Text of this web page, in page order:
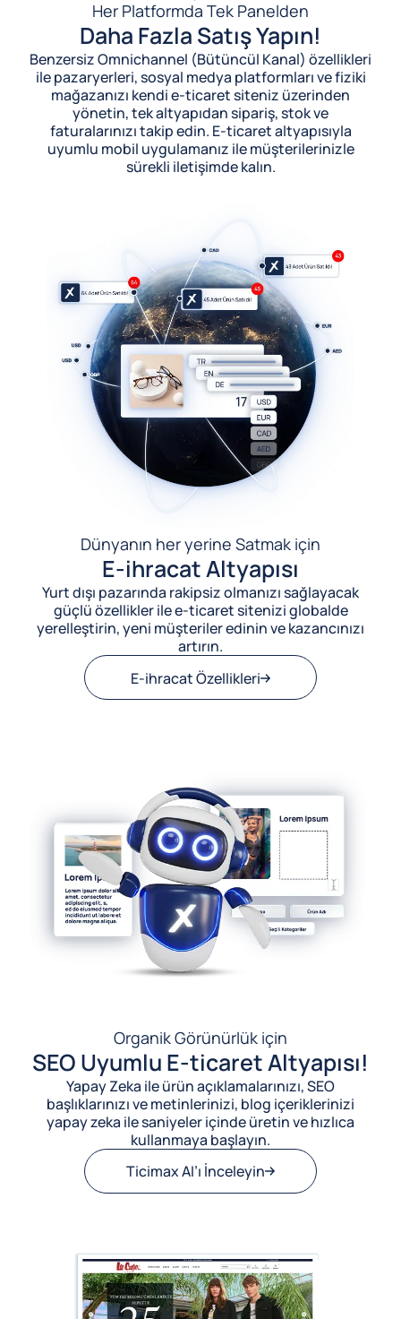
Her Platformda Tek Panelden
Daha Fazla Satış Yapın!
Benzersiz Omnichannel (Bütüncül Kanal) özellikleri
ile pazaryerleri, sosyal medya platformları ve fiziki
mağazanızı kendi e-ticaret siteniz üzerinden
yönetin, tek altyapıdan sipariş, stok ve
faturalarınızı takip edin. E-ticaret altyapısıyla
uyumlu mobil uygulamanız ile müşterilerinizle
sürekli iletişimde kalın.
Dünyanın her yerine Satmak için
E-ihracat Altyapısı
Yurt dışı pazarında rakipsiz olmanızı sağlayacak
güçlü özellikler ile e-ticaret sitenizi globalde
yerelleştirin, yeni müşteriler edinin ve kazancınızı
artırın.
E-ihracat Özellikleri
Organik Görünürlük için
SEO Uyumlu E-ticaret Altyapısı!
Yapay Zeka ile ürün açıklamalarınızı, SEO
başlıklarınızı ve metinlerinizi, blog içeriklerinizi
yapay zeka ile saniyeler içinde üretin ve hızlıca
kullanmaya başlayın.
Ticimax AI’ı İnceleyin